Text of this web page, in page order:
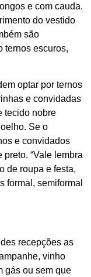
e com cauda.
do vestido
são
ternos escuros,
optar por ternos
e convidadas
tecido nobre
Se o
e convidados
“Vale lembra
de roupa e festa,
formal, semiformal
recepções as
vinho
gás ou sem que